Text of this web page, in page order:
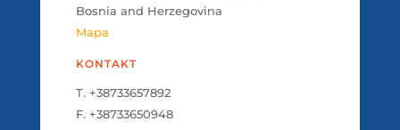
Bosnia and Herzegovina
Mapa
KONTAKT
T. +38733657892
F. +38733650948